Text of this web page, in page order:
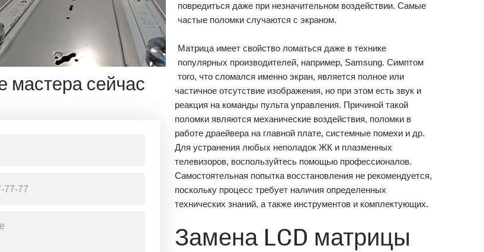
мастера сейчас
повредиться даже при незначительном воздействии. Самые
частые поломки случаются с экраном.
Матрица имеет свойство ломаться даже в технике
популярных производителей, например, Samsung. Симптом
того, что сломался именно экран, является полное или
частичное отсутствие изображения, но при этом есть звук и
реакция на команды пульта управления. Причиной такой
поломки являются механические воздействия, поломки в
работе драейвера на главной плате, системные помехи и др.
Для устранения любых неполадок ЖК и плазменных
телевизоров, воспользуйтесь помощью профессионалов.
Самостоятельная попытка восстановления не рекомендуется,
поскольку процесс требует наличия определенных
технических знаний, а также инструментов и комплектующих.
Замена LCD матрицы